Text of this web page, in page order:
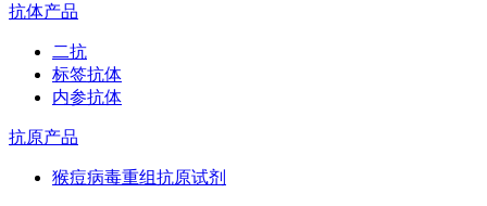
抗体产品
二抗
标签抗体
内参抗体
抗原产品
猴痘病毒重组抗原试剂